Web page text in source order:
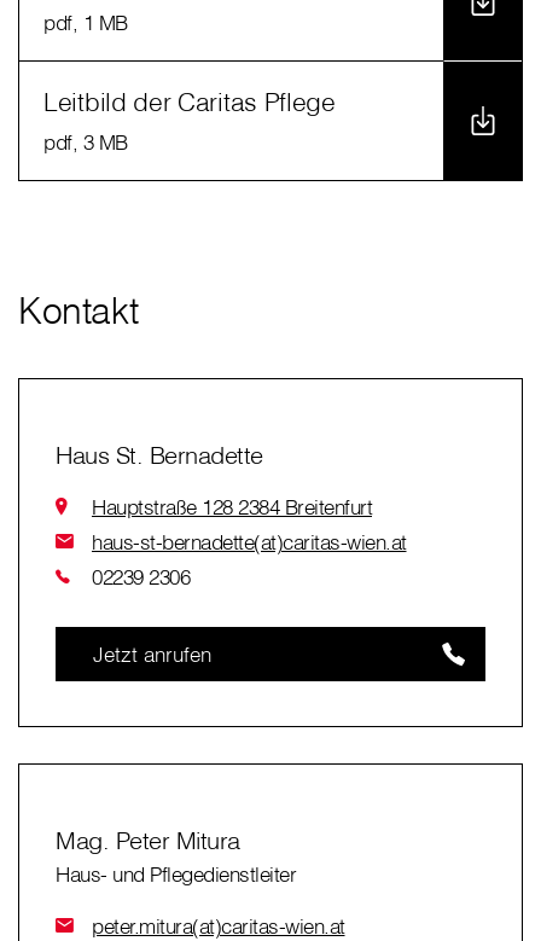
pdf, 1 MB
Leitbild der Caritas Pflege
pdf, 3 MB
Kontakt
Haus St. Bernadette
Hauptstraße 128 2384 Breitenfurt
haus-st-bernadette(at)caritas-wien.at
02239 2306
Jetzt anrufen
Mag. Peter Mitura
Haus- und Pflegedienstleiter
peter.mitura(at)caritas-wien.at